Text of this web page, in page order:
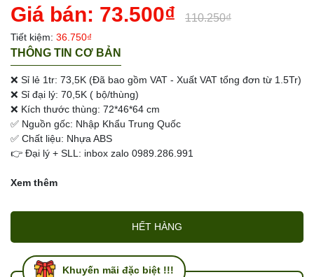
Giá bán: 73.500₫ 110.250₫
Tiết kiệm: 36.750₫
THÔNG TIN CƠ BẢN
❌ Sỉ lẻ 1tr: 73,5K (Đã bao gồm VAT - Xuất VAT tổng đơn từ 1.5Tr)
❌ Sỉ đại lý: 70,5K ( bộ/thùng)
❌ Kích thước thùng: 72*46*64 cm
✅ Nguồn gốc: Nhập Khẩu Trung Quốc
✅ Chất liệu: Nhựa ABS
👉 Đại lý + SLL: inbox zalo 0989.286.991
Xem thêm
HẾT HÀNG
Khuyến mãi đặc biệt !!!